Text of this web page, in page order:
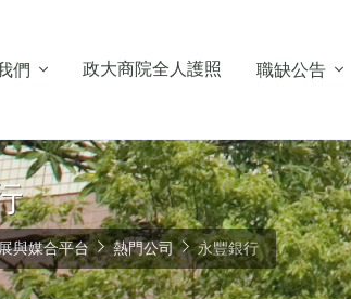
們 政大商院全人護照 職缺公告
與媒合平台 熱門公司 永豐銀行